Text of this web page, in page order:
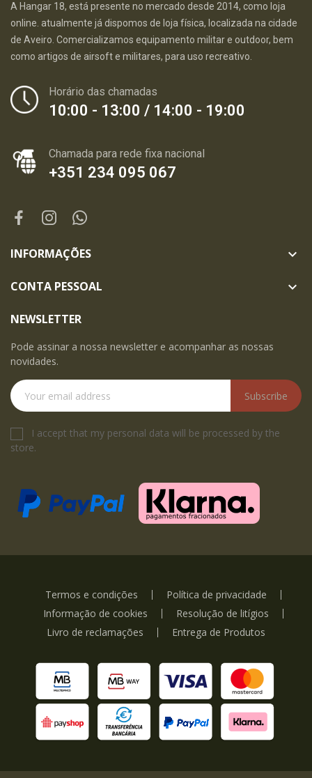
A Hangar 18, está presente no mercado desde 2014, como loja
online. atualmente já dispomos de loja física, localizada na cidade
de Aveiro. Comercializamos equipamento militar e outdoor, bem
como artigos de airsoft e militares, para uso recreativo.
Horário das chamadas
10:00 - 13:00 / 14:00 - 19:00
Chamada para rede fixa nacional
+351 234 095 067
INFORMAÇÕES 
CONTA PESSOAL 
NEWSLETTER
Pode assinar a nossa newsletter e acompanhar as nossas
novidades.
Subscribe
I accept that my personal data will be processed by the
store.
Termos e condições
Política de privacidade
Informação de cookies
Resolução de litígios
Livro de reclamações
Entrega de Produtos